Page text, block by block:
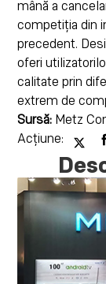
mână a
competiția din
precedent.
oferi
calitate prin
extrem de
Sursă: Metz
Acțiune: